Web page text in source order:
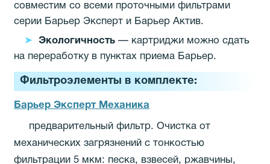
совместим со всеми проточными фильтрами
серии Барьер Эксперт и Барьер Актив.
Экологичность— картриджи можно сдать
на переработку в пунктах приема Барьер.
Фильтроэлементы в комплекте:
Барьер Эксперт Механика
предварительный фильтр. Очистка от
механических загрязнений с тонкостью
фильтрации 5 мкм: песка, взвесей, ржавчины,